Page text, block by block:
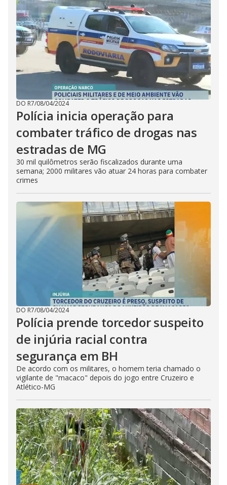
DO R7/08/04/2024
Polícia inicia operação para
combater tráfico de drogas nas
estradas de MG
30 mil quilômetros serão fiscalizados durante uma
semana; 2000 militares vão atuar 24 horas para combater
crimes
DO R7/08/04/2024
Polícia prende torcedor suspeito
de injúria racial contra
segurança em BH
De acordo com os militares, o homem teria chamado o
vigilante de "macaco" depois do jogo entre Cruzeiro e
Atlético-MG